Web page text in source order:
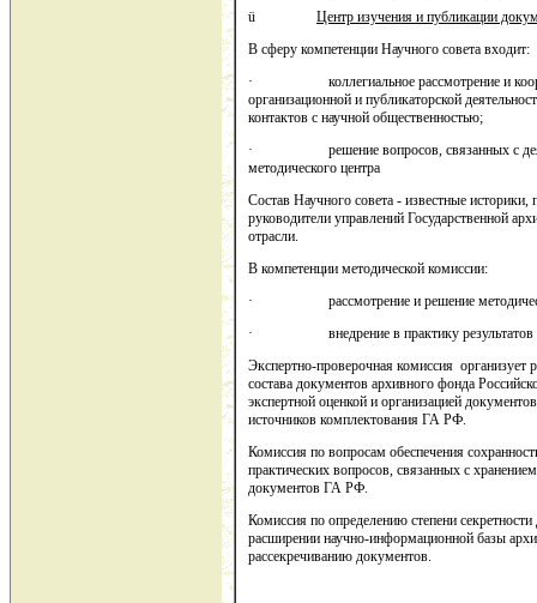
ü Центр изучения и публикации
В сферу компетенции Научного совета входит:
· коллегиальное рассмотрение и
организационной и публикаторской
контактов с научной общественностью;
· решение вопросов, связанных с
методического центра
Состав Научного совета - известные
руководители управлений Государственной
отрасли.
В компетенции методической комиссии:
· рассмотрение и решение методических
· внедрение в практику результатов
Экспертно-проверочная комиссия организует
состава документов архивного фонда
экспертной оценкой и организацией
источников комплектования ГА РФ.
Комиссия по вопросам обеспечения
практических вопросов, связанных с
документов ГА РФ.
Комиссия по определению степени
расширении научно-информационной базы
рассекречиванию документов.